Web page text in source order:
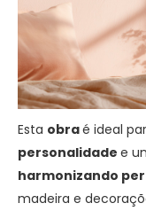
Esta obraé ideal
personalidade e
harmonizando
madeira e